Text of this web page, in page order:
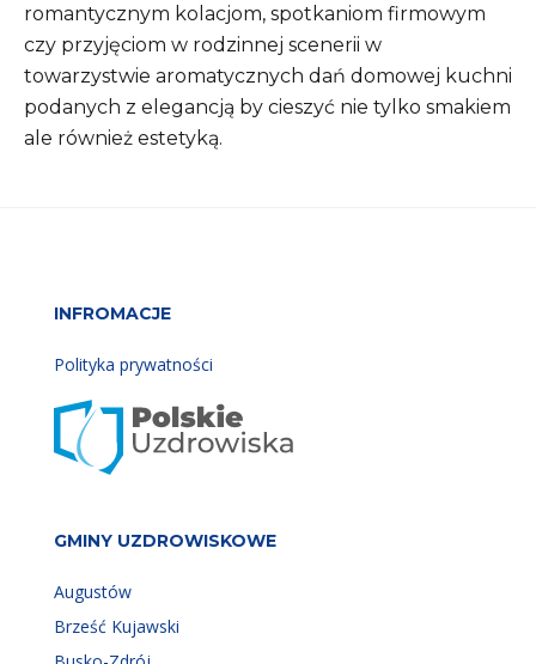
romantycznym kolacjom, spotkaniom firmowym
czy przyjęciom w rodzinnej scenerii w
towarzystwie aromatycznych dań domowej kuchni
podanych z elegancją by cieszyć nie tylko smakiem
ale również estetyką.
INFROMACJE
Polityka prywatności
GMINY UZDROWISKOWE
Augustów
Brześć Kujawski